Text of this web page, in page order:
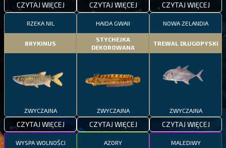
CZYTAJ WIĘCEJ CZYTAJ WIĘCEJ CZYTAJ WIĘCEJ
RZEKA NIL
BRYKINUS
ZWYCZAJNA
CZYTAJ WIĘCEJ
HAIDA GWAII
STYCHEJKA
DEKOROWANA
ZWYCZAJNA
CZYTAJ WIĘCEJ
NOWA ZELANDIA
TREWAL DŁUGOPYSKI
ZWYCZAJNA
CZYTAJ WIĘCEJ
WYSPA WOLNOŚCI AZORY MALEDIWY